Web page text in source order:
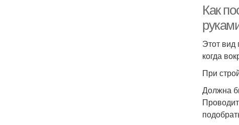
Как
Этот вид
когда
При
Должна